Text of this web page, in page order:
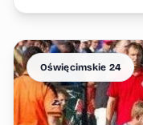
Oświęcimskie 24